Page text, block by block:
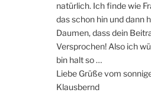
natürlich. Ich finde wie
das schon hin und dann
Daumen, dass dein
Versprochen! Also ich
bin halt so …
Liebe Grüße vom
Klausbernd